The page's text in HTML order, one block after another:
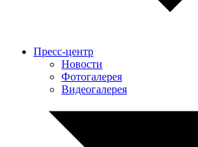
Пресс-центр
Новости
Фотогалерея
Видеогалерея